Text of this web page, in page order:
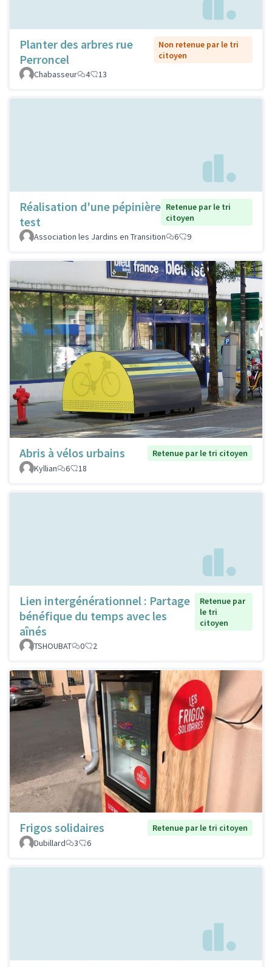
Planter des arbres rue
Perroncel
Non retenue par le tri
citoyen
Chabasseur
4 13
Réalisation d'une pépinière
test
Retenue par le tri
citoyen
Association les Jardins en Transition
6 9
Abris à vélos urbains
Retenue par le tri citoyen
Kyllian
6 18
Lien intergénérationnel : Partage
bénéfique du temps avec les
aînés
Retenue par
le tri
citoyen
TSHOUBAT 0 2
Frigos solidaires
Retenue par le tri citoyen
Dubillard
3 6